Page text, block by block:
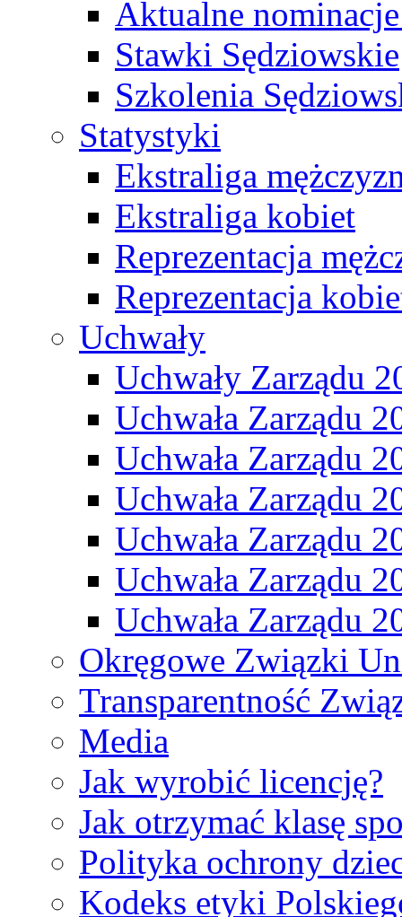
Aktualne
Stawki Sędziowskie
Szkolenia
Statystyki
Ekstraliga
Ekstraliga kobiet
Reprezentacja
Reprezentacja
Uchwały
Uchwały Zarządu
Uchwała Zarządu
Uchwała Zarządu
Uchwała Zarządu
Uchwała Zarządu
Uchwała Zarządu
Uchwała Zarządu
Okręgowe Związki
Transparentność
Media
Jak wyrobić licencję?
Jak otrzymać klasę
Polityka ochrony
Kodeks etyki